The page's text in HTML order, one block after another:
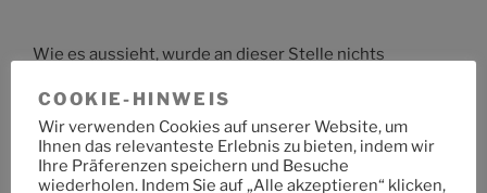
Wie es aussieht, wurde an dieser Stelle nichts
Suche
nach:
COOKIE-HINWEIS
Wir verwenden Cookies auf unserer Website, um
Ihnen das relevanteste Erlebnis zu bieten, indem wir
Ihre Präferenzen speichern und Besuche
wiederholen. Indem Sie auf „Alle akzeptieren“ klicken,